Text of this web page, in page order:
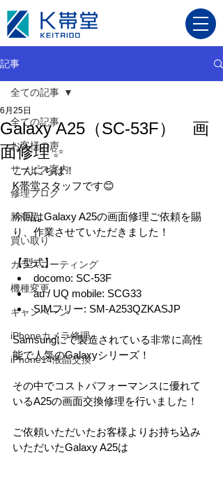
記事
全ての記事
お客様の声
サービス案内
修理ブログ
新商品
買い取り
ガラスコーティング
機種変更
キャンペーン
iPhoneカメラ修理
iPhone14液晶交換
全ての記事
Galaxy A25（SC-53F） 画
面修理✨
6月25日
こんにちは！
K帯堂スタッフです😊
今回はGalaxy A25の画面修理ご依頼を賜
り、作業させていただきました！
【型式】
docomo: SC-53F
au / UQ mobile: SCG33
SIMフリー: SM-A253QZKASJP
Samsungにて製造されている非常に高性
能で人気のGalaxyシリーズ！
その中でコストパフォーマンスに優れて
いるA25の画面交換修理を行いました！
ご依頼いただいたお客様よりお持ち込み
いただいたGalaxy A25は